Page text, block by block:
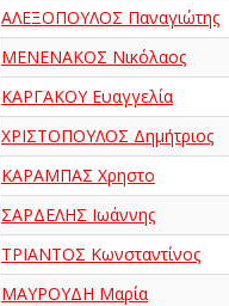
ΑΛΕΞΟΠΟΥΛΟΣ Παναγιώτης
ΜΕΝΕΝΑΚΟΣ Νικόλαος
ΚΑΡΓΑΚΟΥ Ευαγγελία
ΧΡΙΣΤΟΠΟΥΛΟΣ Δημήτριος
ΚΑΡΑΜΠΑΣ Χρηστο
ΣΑΡΔΕΛΗΣ Ιωάννης
ΤΡΙΑΝΤΟΣ Κωνσταντίνος
ΜΑΥΡΟΥΔΗ Μαρία